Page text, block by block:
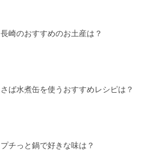
長崎のおすすめのお土産は？
さば水煮缶を使うおすすめレシピは？
プチっと鍋で好きな味は？